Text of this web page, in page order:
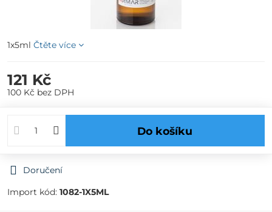
1x5ml Čtěte více
121 Kč
100 Kč bez DPH
Do košíku
Doručení
Import kód: 1082-1X5ML